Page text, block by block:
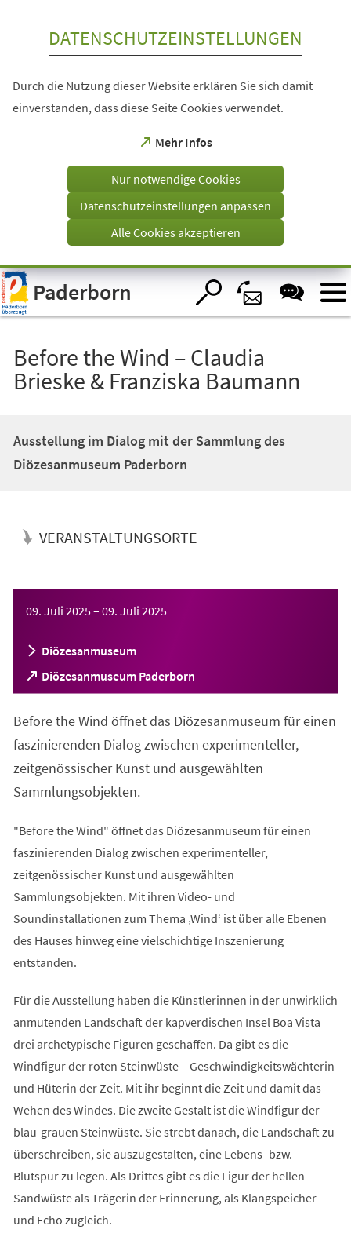
Visuelle
Assistenzsoftware
öffnen.
DATENSCHUTZEINSTELLUNGEN
Durch die Nutzung dieser Website erklären Sie sich damit
einverstanden, dass diese Seite Cookies verwendet.
Mehr Infos
(Öffnet
einem
Tab)
Nur notwendige Cookies
Datenschutzeinstellungen anpassen
Alle Cookies akzeptieren
Paderborn
Before the Wind – Claudia
Brieske & Franziska Baumann
Ausstellung im Dialog mit der Sammlung des
Diözesanmuseum Paderborn
VERANSTALTUNGSORTE
09. Juli 2025– 09. Juli 2025
Diözesanmuseum
Diözesanmuseum Paderborn
(Öffnet
in
neuen
Tab)
Before the Wind öffnet das Diözesanmuseum für einen
faszinierenden Dialog zwischen experimenteller,
zeitgenössischer Kunst und ausgewählten
Sammlungsobjekten.
"Before the Wind" öffnet das Diözesanmuseum für einen
faszinierenden Dialog zwischen experimenteller,
zeitgenössischer Kunst und ausgewählten
Sammlungsobjekten. Mit ihren Video- und
Soundinstallationen zum Thema ‚Wind‘ ist über alle Ebenen
des Hauses hinweg eine vielschichtige Inszenierung
entstanden.
Für die Ausstellung haben die Künstlerinnen in der unwirklich
anmutenden Landschaft der kapverdischen Insel Boa Vista
drei archetypische Figuren geschaffen. Da gibt es die
Windfigur der roten Steinwüste – Geschwindigkeitswächterin
und Hüterin der Zeit. Mit ihr beginnt die Zeit und damit das
Wehen des Windes. Die zweite Gestalt ist die Windfigur der
blau-grauen Steinwüste. Sie strebt danach, die Landschaft zu
überschreiben, sie auszugestalten, eine Lebens- bzw.
Blutspur zu legen. Als Drittes gibt es die Figur der hellen
Sandwüste als Trägerin der Erinnerung, als Klangspeicher
und Echo zugleich.